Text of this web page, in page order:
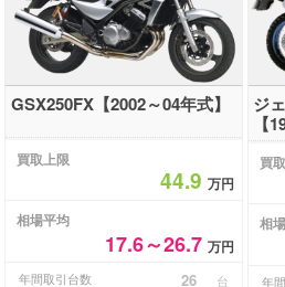
GSX250FX【2002～04年式】
買取上限
44.9万円
相場平均
17.6～26.7万円
年間取引台数 26 台
ジ
【
買
相
年